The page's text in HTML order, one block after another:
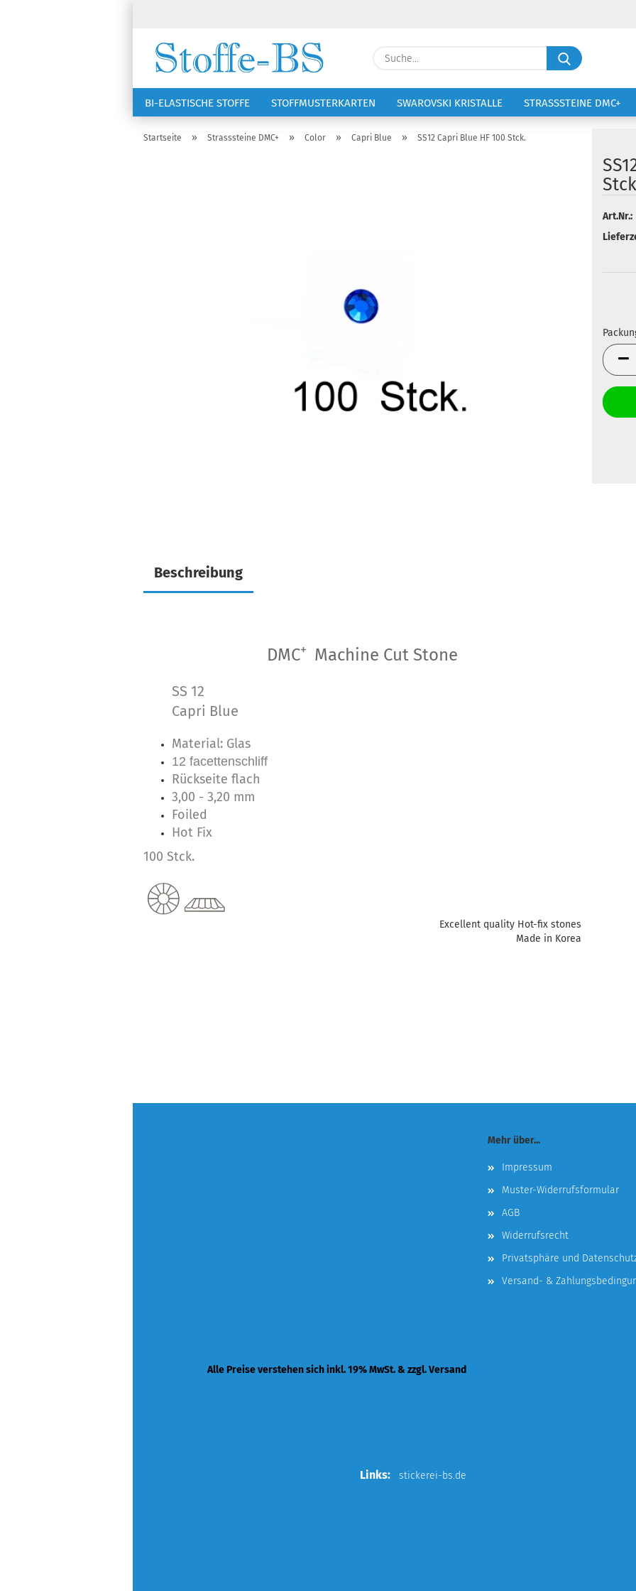
Lieferland Suche...
BI-ELASTISCHE STOFFE STOFFMUSTERKARTEN SWAROVSKI KRISTALLE STRASSSTEINE DMC+
NÄHZUBEHÖR RSG KAPPEN VOLTIGIERANZÜGE STICKEREI
Startseite » Strasssteine DMC+ » Color » Capri Blue » SS12 Capri Blue HF 100 Stck.
Art.Nr.:
Beschreibung
DMC+ Machine Cut Stone
SS 12
Capri Blue
Material: Glas
12 facettenschliff
Rückseite flach
3,00 - 3,20 mm
Foiled
Hot Fix
100 Stck.
Excellent quality Hot-fix stones
Made in Korea
Mehr über...
Impressum
Muster-Widerrufsformular
AGB
Widerrufsrecht
Privatsphäre und
Versand- &
Alle Preise verstehen sich inkl. 19% MwSt. & zzgl. Versand
Links: stickerei-bs.de